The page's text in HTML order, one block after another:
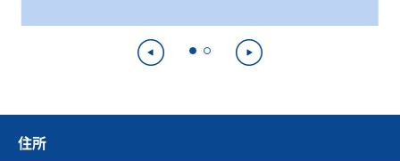
住所